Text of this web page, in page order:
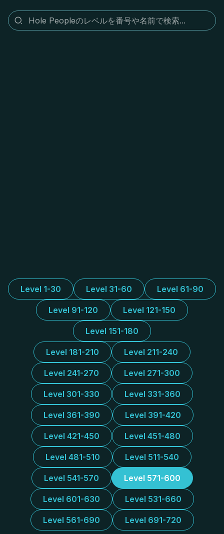
Level 1-30 Level 31-60 Level 61-90
Level 91-120 Level 121-150
Level 151-180
Level 181-210 Level 211-240
Level 241-270 Level 271-300
Level 301-330 Level 331-360
Level 361-390 Level 391-420
Level 421-450 Level 451-480
Level 481-510 Level 511-540
Level 541-570 Level 571-600
Level 601-630 Level 531-660
Level 561-690 Level 691-720